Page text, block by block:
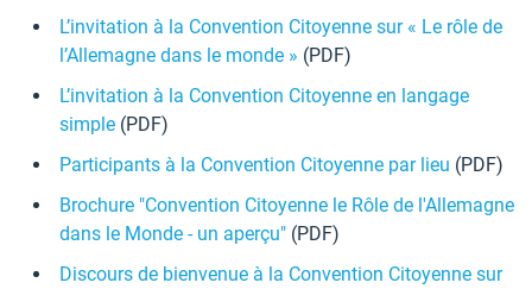
L’invitation à la Convention Citoyenne sur « Le rôle de
l’Allemagne dans le monde » (PDF)
L’invitation à la Convention Citoyenne en langage
simple (PDF)
Participants à la Convention Citoyenne par lieu (PDF)
Brochure "Convention Citoyenne le Rôle de l'Allemagne
dans le Monde - un aperçu" (PDF)
Discours de bienvenue à la Convention Citoyenne sur